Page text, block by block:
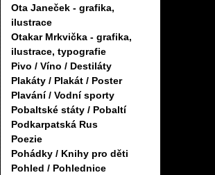
Ota Janeček - grafika,
ilustrace
Otakar Mrkvička - grafika,
ilustrace, typografie
Pivo / Víno / Destiláty
Plakáty / Plakát / Poster
Plavání / Vodní sporty
Pobaltské státy / Pobaltí
Podkarpatská Rus
Poezie
Pohádky / Knihy pro děti
Pohled / Pohlednice